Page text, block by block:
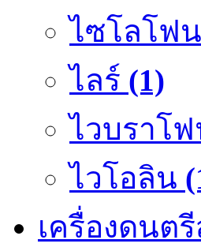
ไซโลโฟน
ไลร์ (1)
ไวบราโ
ไวโอลิน
เครื่องดนต